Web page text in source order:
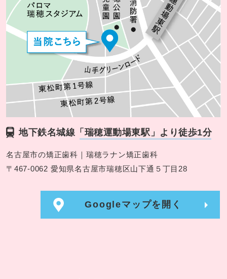
地下鉄名城線 「瑞穂運動場東駅」より徒歩1分
名古屋市の矯正歯科｜瑞穂ラナン矯正歯科
〒467-0062 愛知県名古屋市瑞穂区山下通５丁目28
Googleマップを開く